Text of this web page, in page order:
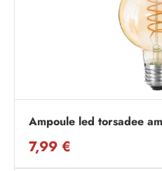
Ampoule led torsadee
7,99 €